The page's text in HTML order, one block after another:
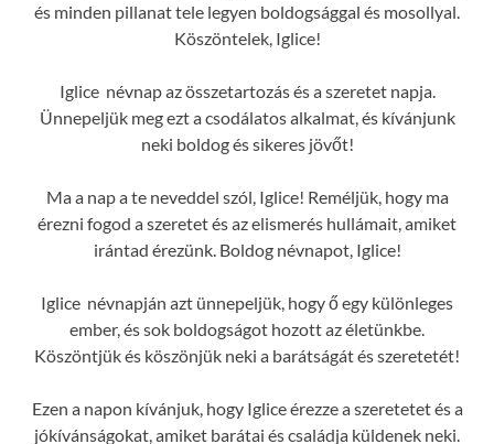
és minden pillanat tele legyen boldogsággal és mosollyal.
Köszöntelek, Iglice!
Iglice névnap az összetartozás és a szeretet napja.
Ünnepeljük meg ezt a csodálatos alkalmat, és kívánjunk
neki boldog és sikeres jövőt!
Ma a nap a te neveddel szól, Iglice! Reméljük, hogy ma
érezni fogod a szeretet és az elismerés hullámait, amiket
irántad érezünk. Boldog névnapot, Iglice!
Iglice névnapján azt ünnepeljük, hogy ő egy különleges
ember, és sok boldogságot hozott az életünkbe.
Köszöntjük és köszönjük neki a barátságát és szeretetét!
Ezen a napon kívánjuk, hogy Iglice érezze a szeretetet és a
jókívánságokat, amiket barátai és családja küldenek neki.